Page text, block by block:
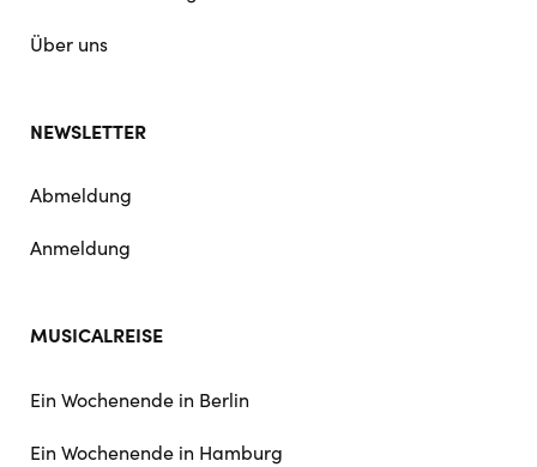
Über uns
NEWSLETTER
Abmeldung
Anmeldung
MUSICALREISE
Ein Wochenende in Berlin
Ein Wochenende in Hamburg